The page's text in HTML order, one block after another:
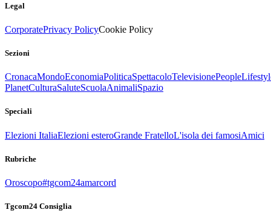
Legal
CorporatePrivacy PolicyCookie Policy
Sezioni
CronacaMondoEconomiaPoliticaSpettacoloTelevisionePeople
PlanetCulturaSaluteScuolaAnimaliSpazio
Speciali
Elezioni ItaliaElezioni esteroGrande FratelloL'isola dei famosiAmici
Rubriche
Oroscopo#tgcom24amarcord
Tgcom24 Consiglia